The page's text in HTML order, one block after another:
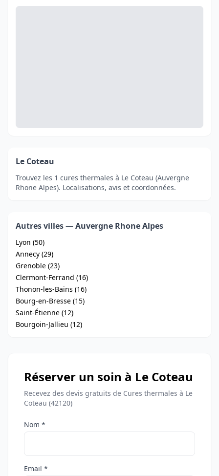
Le Coteau
Trouvez les 1 cures thermales à Le Coteau (Auvergne
Rhone Alpes). Localisations, avis et coordonnées.
Autres villes — Auvergne Rhone Alpes
Lyon (50)
Annecy (29)
Grenoble (23)
Clermont-Ferrand (16)
Thonon-les-Bains (16)
Bourg-en-Bresse (15)
Saint-Étienne (12)
Bourgoin-Jallieu (12)
Réserver un soin à Le Coteau
Recevez des devis gratuits de Cures thermales à Le
Coteau (42120)
Nom *
Email *